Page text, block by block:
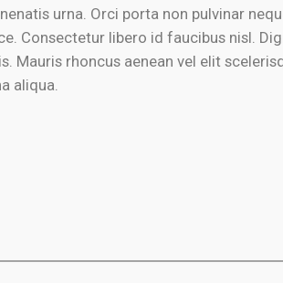
urna. Orci porta non pulvinar
Consectetur libero id faucibus nisl.
Mauris rhoncus aenean vel elit
aliqua.